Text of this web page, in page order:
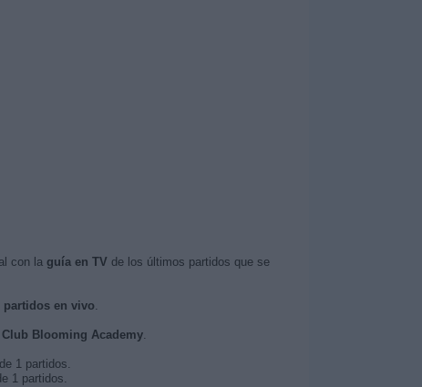
con la guía en TV de los últimos partidos que se
partidos en vivo.
Blooming Academy.
1 partidos.
1 partidos.